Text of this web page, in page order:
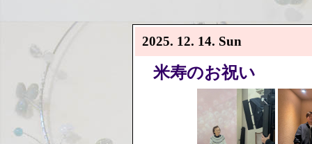
2025. 12. 14. Sun
米寿のお祝い